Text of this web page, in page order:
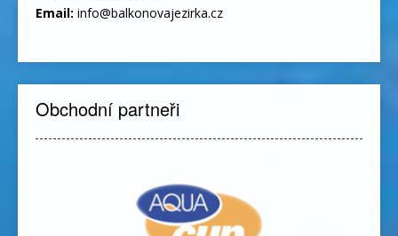
Email: info@balkonovajezirka.cz
Obchodní partneři